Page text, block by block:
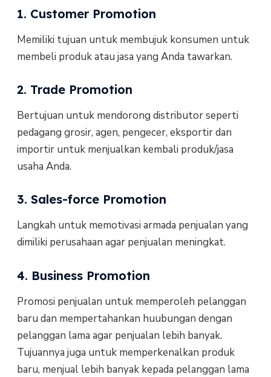
1. Customer Promotion
Memiliki tujuan untuk membujuk konsumen untuk
membeli produk atau jasa yang Anda tawarkan.
2. Trade Promotion
Bertujuan untuk mendorong distributor seperti
pedagang grosir, agen, pengecer, eksportir dan
importir untuk menjualkan kembali produk/jasa
usaha Anda.
3. Sales-force Promotion
Langkah untuk memotivasi armada penjualan yang
dimiliki perusahaan agar penjualan meningkat.
4. Business Promotion
Promosi penjualan untuk memperoleh pelanggan
baru dan mempertahankan huubungan dengan
pelanggan lama agar penjualan lebih banyak.
Tujuannya juga untuk memperkenalkan produk
baru, menjual lebih banyak kepada pelanggan lama